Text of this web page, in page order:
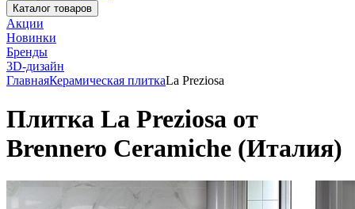
Каталог товаров
Акции
Новинки
Бренды
3D-дизайн
ГлавнаяКерамическая плиткаLa Preziosa
Плитка La Preziosa от
Brennero Ceramiche (Италия)